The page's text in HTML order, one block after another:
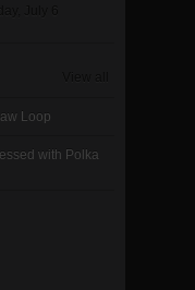
July 6
View all
Loop
with Polka